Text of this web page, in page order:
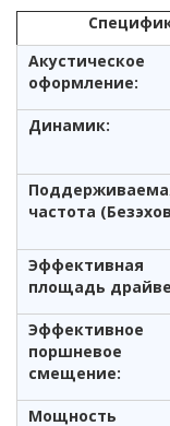
Акустическое
оформление:
Динамик:
частота
Эффективная
площадь
Эффективное
поршневое
смещение:
Мощность